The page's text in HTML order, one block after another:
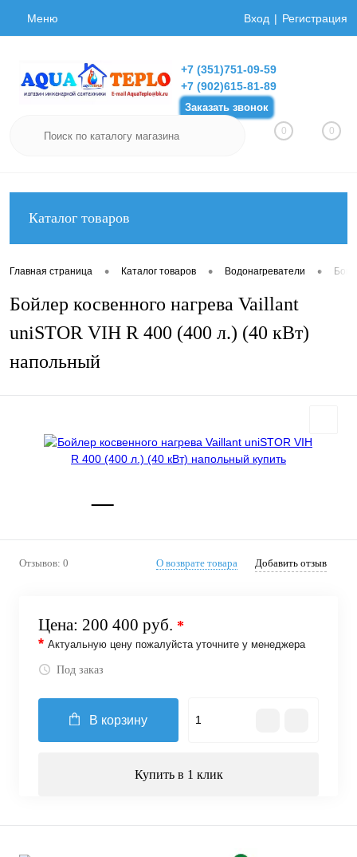
Меню Вход Регистрация
+7 (351)751-09-59
+7 (902)615-81-89
Заказать звонок
0 0
Каталог товаров
Главная страница • Каталог товаров • Водонагреватели •
Бойлер косвенного нагрева Vaillant
uniSTOR VIH R 400 (400 л.) (40 кВт)
напольный
Отзывов: 0 О возврате товара Добавить отзыв
Цена: 200 400 руб. *
* Актуальную цену пожалуйста уточните у менеджера
Под заказ
В корзину
Купить в 1 клик